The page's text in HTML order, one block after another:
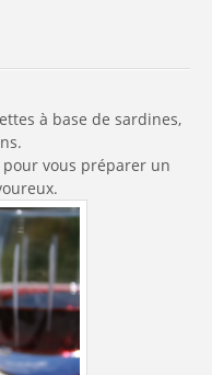
à base de sardines,
vous préparer un